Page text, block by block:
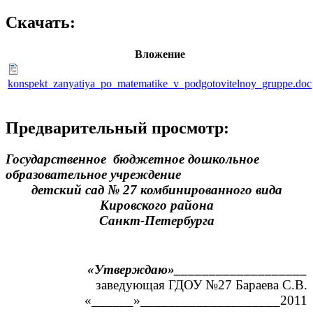
Скачать:
Вложение
konspekt_zanyatiya_po_matematike_v_podgotovitelnoy_gruppe.doc
Предварительный просмотр:
Государственное бюджетное дошкольное
образовательное учреждение
детский сад № 27 комбинированного вида
Кировского района
Санкт-Петербурга
«Утверждаю»___________________
заведующая ГДОУ №27 Бараева С.В.
«______»____________________2011